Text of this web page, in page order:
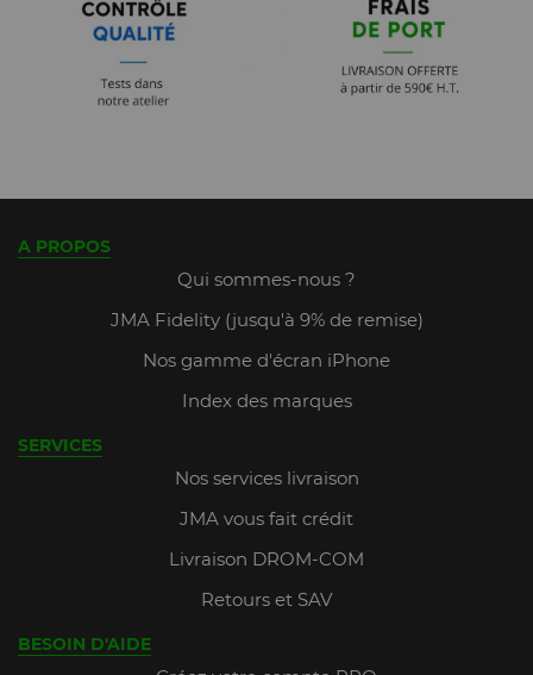
A PROPOS
Qui sommes-nous ?
JMA Fidelity (jusqu'à 9% de remise)
Nos gamme d'écran iPhone
Index des marques
SERVICES
Nos services livraison
JMA vous fait crédit
Livraison DROM-COM
Retours et SAV
BESOIN D'AIDE